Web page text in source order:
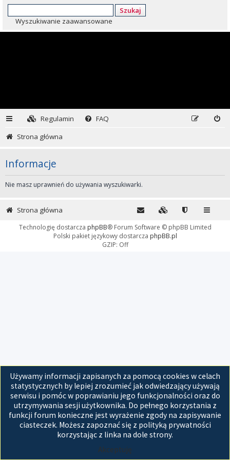
Szukaj
Wyszukiwanie zaawansowane
Regulamin
FAQ
Strona główna
Informacje
Nie masz uprawnień do używania wyszukiwarki.
Używamy informacji zapisanych za pomocą cookies w celach
statystycznych by lepiej zrozumieć jak odwiedzający używają
serwisu i pomóc w poprawianiu jego funkcjonalności oraz do
utrzymywania sesji użytkownika. Do pełnego korzystania z
funkcji forum konieczne jest wyrażenie zgody na zapisywanie
ciasteczek. Możesz zapoznać się z polityką prywatności
korzystając z linka na dole strony.
Akceptuję
Strona główna
Technologię dostarcza phpBB® Forum Software © phpBB Limited
Polski pakiet językowy dostarcza phpBB.pl
GZIP: Off